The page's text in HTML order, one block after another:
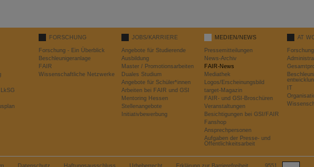
FORSCHUNG
Forschung - Ein Überblick
Beschleunigeranlage
FAIR
Wissenschaftliche Netzwerke
JOBS/KARRIERE
Angebote für Studierende
Ausbildung
Master / Promotionsarbeiten
Duales Studium
Angebote für Schüler*innen
Arbeiten bei FAIR und GSI
Mentoring Hessen
Stellenangebote
Initiativbewerbung
MEDIEN/NEWS
Pressemitteilungen
News-Archiv
FAIR-News
Mediathek
Logos/Erscheinungsbild
target-Magazin
FAIR- und GSI-Broschüren
Veranstaltungen
Besichtigungen bei GSI/FAIR
Fanshop
Ansprechpersonen
Aufgaben der Presse- und
Öffentlichkeitsarbeit
AT
Forschung
IT